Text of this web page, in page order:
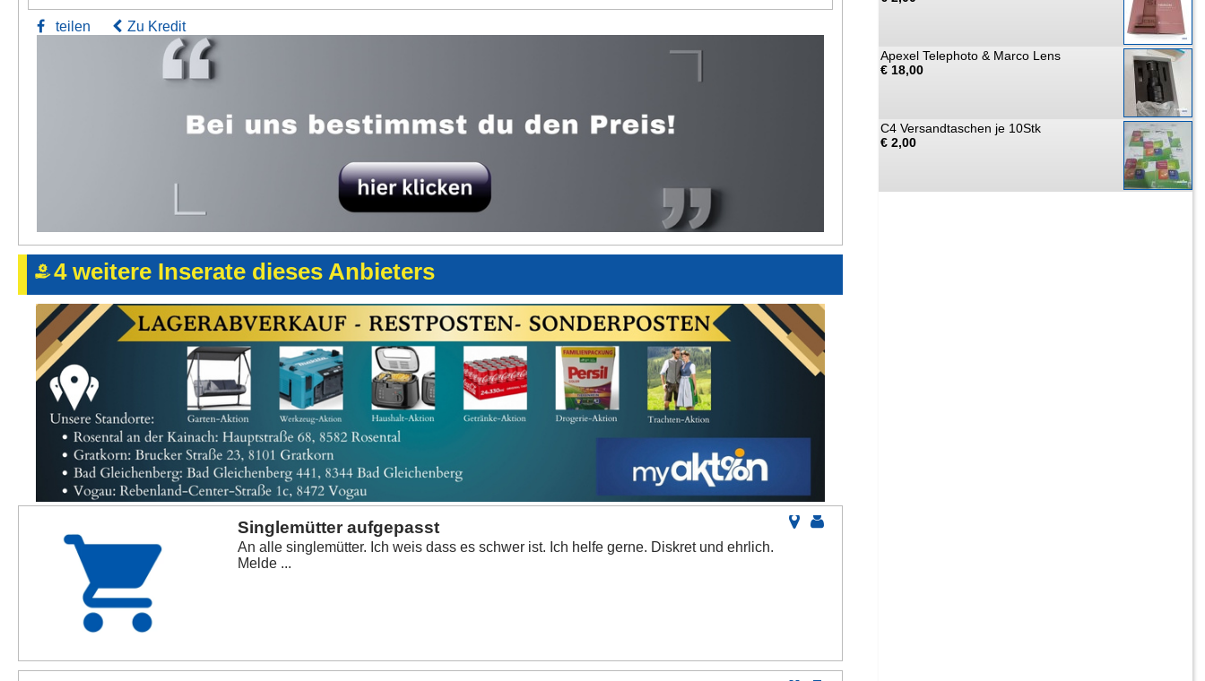
Apexel Telephoto & Marco Lens
€ 18,00
C4 Versandtaschen je 10Stk
€ 2,00
teilen Zu Kredit
4 weitere Inserate dieses Anbieters
Singlemütter aufgepasst
An alle singlemütter. Ich weis dass es schwer ist. Ich helfe gerne. Diskret und ehrlich.
Melde ...